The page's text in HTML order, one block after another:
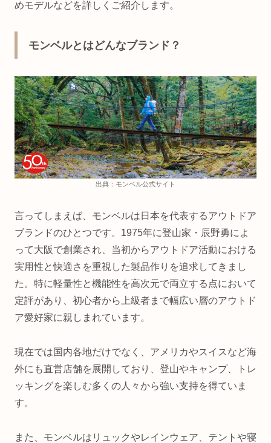
めモデルなどを詳しくご紹介します。
モンベルとはどんなブランド？
出典：モンベル公式サイト
言ってしまえば、モンベルは日本を代表するアウトドア
ブランドのひとつです。1975年に登山家・辰野勇によ
って大阪で創業され、当初からアウトドア活動における
実用性と快適さを重視した製品作りを追求してきまし
た。特に軽量性と機能性を高次元で両立する点において
定評があり、初心者から上級者まで幅広い層のアウトド
ア愛好家に親しまれています。
現在では国内各地だけでなく、アメリカやスイスなど海
外にも直営店舗を展開しており、登山やキャンプ、トレ
ッキングを楽しむ多くの人々から強い支持を得ていま
す。
また、モンベルはリュックやレインウェア、テントや寝